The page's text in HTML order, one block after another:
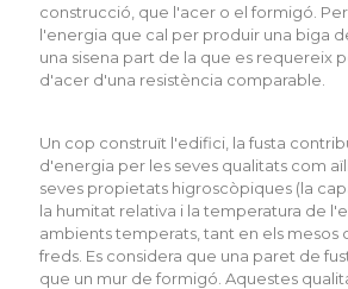
construcció, que l'acer o el formigó.
l'energia que cal per produir una biga
una sisena part de la que es requereix
d'acer d'una resistència comparable.
Un cop construït l'edifici, la fusta
d'energia per les seves qualitats com
seves propietats higroscòpiques (la
la humitat relativa i la temperatura de
ambients temperats, tant en els mesos
freds. Es considera que una paret de
que un mur de formigó. Aquestes